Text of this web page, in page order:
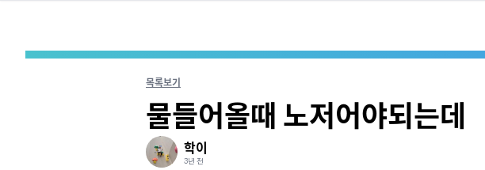
목록보기
물들어올때 노저어야되는데
학이
3년 전